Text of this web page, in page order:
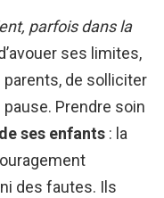
parfois dans la
ses limites,
parents, de solliciter
Prendre soin
ses enfants : la
des fautes. Ils